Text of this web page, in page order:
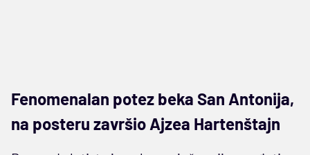
Fenomenalan potez beka San Antonija,
na posteru završio Ajzea Hartenštajn